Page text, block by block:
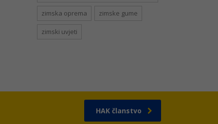
zimska oprema zimske gume
zimski uvjeti
HAK članstvo